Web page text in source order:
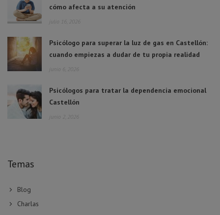
cómo afecta a su atención
julio 16, 2026
Psicólogo para superar la luz de gas en Castellón:
cuando empiezas a dudar de tu propia realidad
junio 6, 2026
Psicólogos para tratar la dependencia emocional
Castellón
junio 2, 2026
Temas
Blog
Charlas